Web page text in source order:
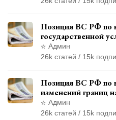
Позиция ВС РФ по
государственной
транспортного
Админ
26k статей / 15k
Позиция ВС РФ по
изменений границ
лесного фонда
Админ
26k статей / 15k